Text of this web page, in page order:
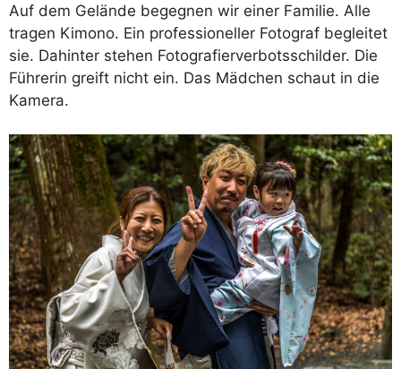
Auf dem Gelände begegnen wir einer Familie. Alle
tragen Kimono. Ein professioneller Fotograf begleitet
sie. Dahinter stehen Fotografierverbotsschilder. Die
Führerin greift nicht ein. Das Mädchen schaut in die
Kamera.